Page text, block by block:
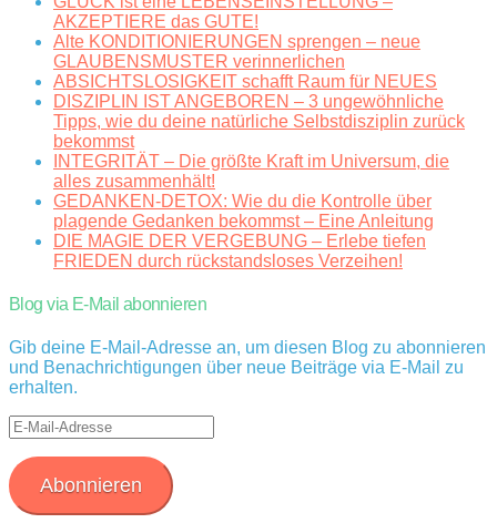
AKZEPTIERE das GUTE!
Alte KONDITIONIERUNGEN sprengen – neue
GLAUBENSMUSTER verinnerlichen
ABSICHTSLOSIGKEIT schafft Raum für NEUES
DISZIPLIN IST ANGEBOREN – 3 ungewöhnliche
Tipps, wie du deine natürliche Selbstdisziplin zurück
bekommst
INTEGRITÄT – Die größte Kraft im Universum, die
alles zusammenhält!
GEDANKEN-DETOX: Wie du die Kontrolle über
plagende Gedanken bekommst – Eine Anleitung
DIE MAGIE DER VERGEBUNG – Erlebe tiefen
FRIEDEN durch rückstandsloses Verzeihen!
Blog via E-Mail abonnieren
Gib deine E-Mail-Adresse an, um diesen Blog zu abonnieren
und Benachrichtigungen über neue Beiträge via E-Mail zu
erhalten.
E-
Mail-
Adresse
Abonnieren